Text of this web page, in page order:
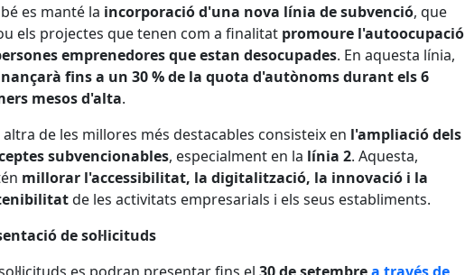
es manté la incorporació d'una nova línia de subvenció, que
els projectes que tenen com a finalitat promoure l'autoocupació
emprenedores que estan desocupades. En aquesta línia,
fins a un 30 % de la quota d'autònoms durant els 6
mesos d'alta.
altra de les millores més destacables consisteix en l'ampliació dels
subvencionables, especialment en la línia 2. Aquesta,
millorar l'accessibilitat, la digitalització, la innovació i la
de les activitats empresarials i els seus establiments.
de sol·licituds